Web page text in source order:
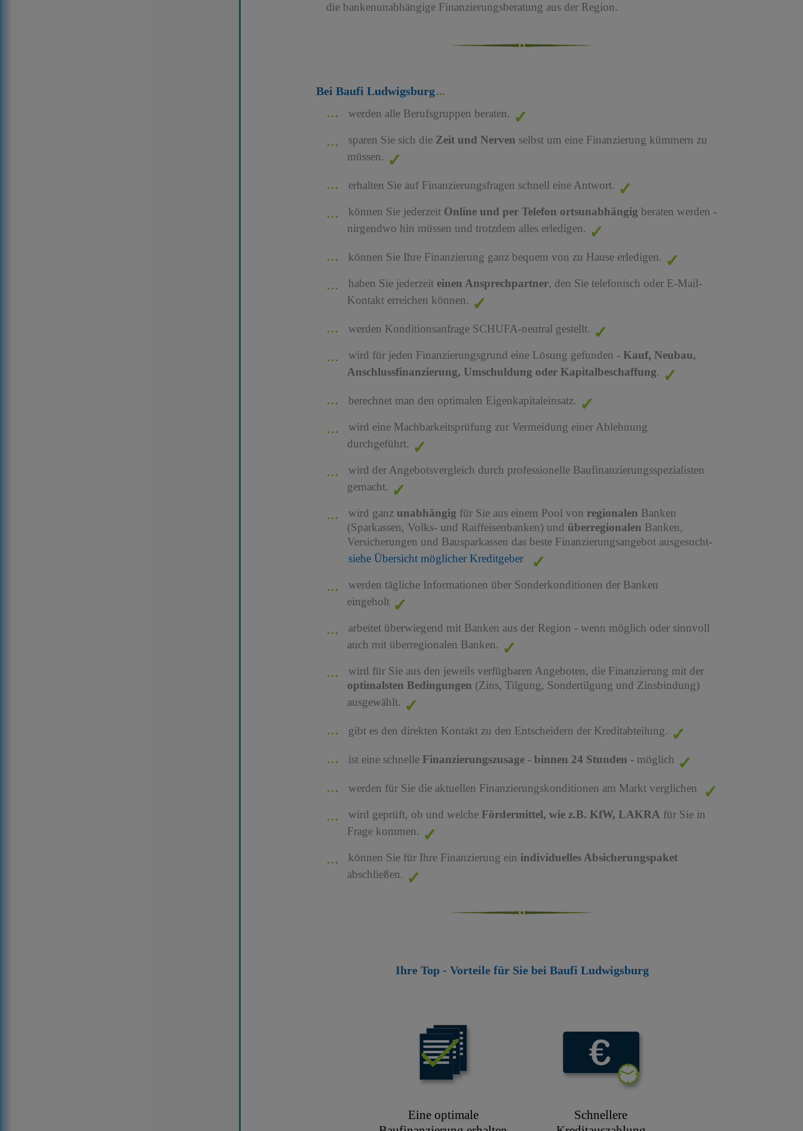
die bankenunabhängige Finanzierungsberatung aus der Region.
Bei Baufi Ludwigsburg
werden alle Berufsgruppen beraten.
sparen Sie sich die Zeit und Nerven selbst um eine Finanzierung kümmern zu
müssen.
erhalten Sie auf Finanzierungsfragen schnell eine Antwort.
können Sie jederzeit Online und per Telefon ortsunabhängig beraten werden -
nirgendwo hin müssen und trotzdem alles erledigen.
können Sie Ihre Finanzierung ganz bequem von zu Hause erledigen.
haben Sie jederzeit einen Ansprechpartner, den Sie telefonisch oder E-Mail-
Kontakt erreichen können.
werden Konditionsanfrage SCHUFA-neutral gestellt.
wird für jeden Finanzierungsgrund eine Lösung gefunden - Kauf, Neubau,
Anschlussfinanzierung, Umschuldung oder Kapitalbeschaffung.
berechnet man den optimalen Eigenkapitaleinsatz.
wird eine Machbarkeitsprüfung zur Vermeidung einer Ablehnung
durchgeführt.
wird der Angebotsvergleich durch professionelle Baufinanzierungsspezialisten
gemacht.
wird ganz unabhängig für Sie aus einem Pool von regionalen Banken
(Sparkassen, Volks- und Raiffeisenbanken) und überregionalen Banken,
Versicherungen und Bausparkassen das beste Finanzierungsangebot ausgesucht-
siehe Übersicht möglicher Kreditgeber
werden tägliche Informationen über Sonderkonditionen der Banken
eingeholt
arbeitet überwiegend mit Banken aus der Region - wenn möglich oder sinnvoll
auch mit überregionalen Banken.
wird für Sie aus den jeweils verfügbaren Angeboten, die Finanzierung mit der
optimalsten Bedingungen (Zins, Tilgung, Sondertilgung und Zinsbindung)
ausgewählt.
gibt es den direkten Kontakt zu den Entscheidern der Kreditabteilung.
ist eine schnelle Finanzierungszusage- binnen 24 Stunden - möglich
werden für Sie die aktuellen Finanzierungskonditionen am Markt verglichen
wird geprüft, ob und welche Fördermittel, wie z.B. KfW, LAKRA für Sie in
Frage kommen.
können Sie für Ihre Finanzierung ein individuelles Absicherungspaket
abschließen.
Ihre Top - Vorteile für Sie bei Baufi Ludwigsburg
Eine optimale
Schnellere